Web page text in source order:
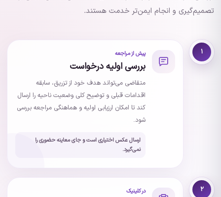
تصمیم‌گیری و انجام ایمن‌تر خدمت هستند.
۱ پیش از مراجعه
بررسی اولیه درخواست
متقاضی می‌تواند هدف خود از تزریق، سابقه
اقدامات قبلی و توضیح کلی وضعیت ناحیه را ارسال
کند تا امکان ارزیابی اولیه و هماهنگی مراجعه بررسی
شود.
ارسال عکس اختیاری است و جای معاینه حضوری را
نمی‌گیرد.
۲ در کلینیک